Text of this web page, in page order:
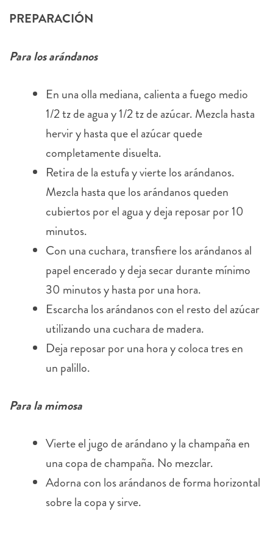
PREPARACIÓN
Para los arándanos
En una olla mediana, calienta a fuego medio
1/2 tz de agua y 1/2 tz de azúcar. Mezcla hasta
hervir y hasta que el azúcar quede
completamente disuelta.
Retira de la estufa y vierte los arándanos.
Mezcla hasta que los arándanos queden
cubiertos por el agua y deja reposar por 10
minutos.
Con una cuchara, transfiere los arándanos al
papel encerado y deja secar durante mínimo
30 minutos y hasta por una hora.
Escarcha los arándanos con el resto del azúcar
utilizando una cuchara de madera.
Deja reposar por una hora y coloca tres en
un palillo.
Para la mimosa
Vierte el jugo de arándano y la champaña en
una copa de champaña. No mezclar.
Adorna con los arándanos de forma horizontal
sobre la copa y sirve.